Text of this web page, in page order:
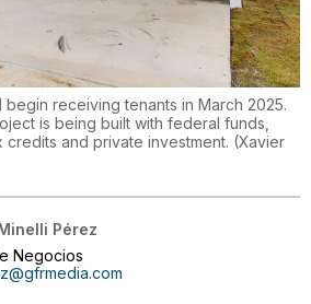
begin receiving tenants in March 2025.
is being built with federal funds,
and private investment. (Xavier
Pérez
Negocios